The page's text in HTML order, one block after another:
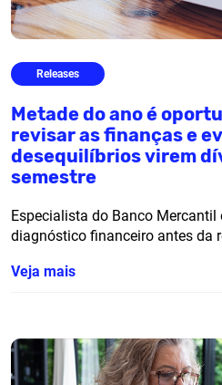
Releases
Metade do ano é
revisar as finanças e
desequilíbrios virem
semestre
Especialista do Banco
diagnóstico financeiro antes da
Veja mais